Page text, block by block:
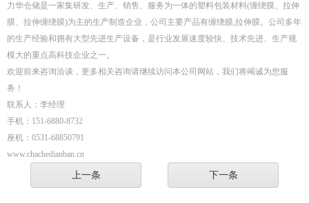
力华仓储是一家集研发、生产、销售、服务为一体的塑料包装材料(缠绕膜、拉伸
膜、拉伸缠绕膜)为主的生产制造企业，公司主要产品有缠绕膜,拉伸膜。公司多年
的生产经验和拥有大型先进生产设备，是行业发展速度较快、技术先进、生产规
模大的重点高科技企业之一。
欢迎前来咨询洽谈，更多相关咨询请继续访问本公司网站，我们将竭诚为您服
务！
联系人：李经理
手机：151-6880-8732
座机：0531-68850791
www.chachedianban.cn
上一条 下一条